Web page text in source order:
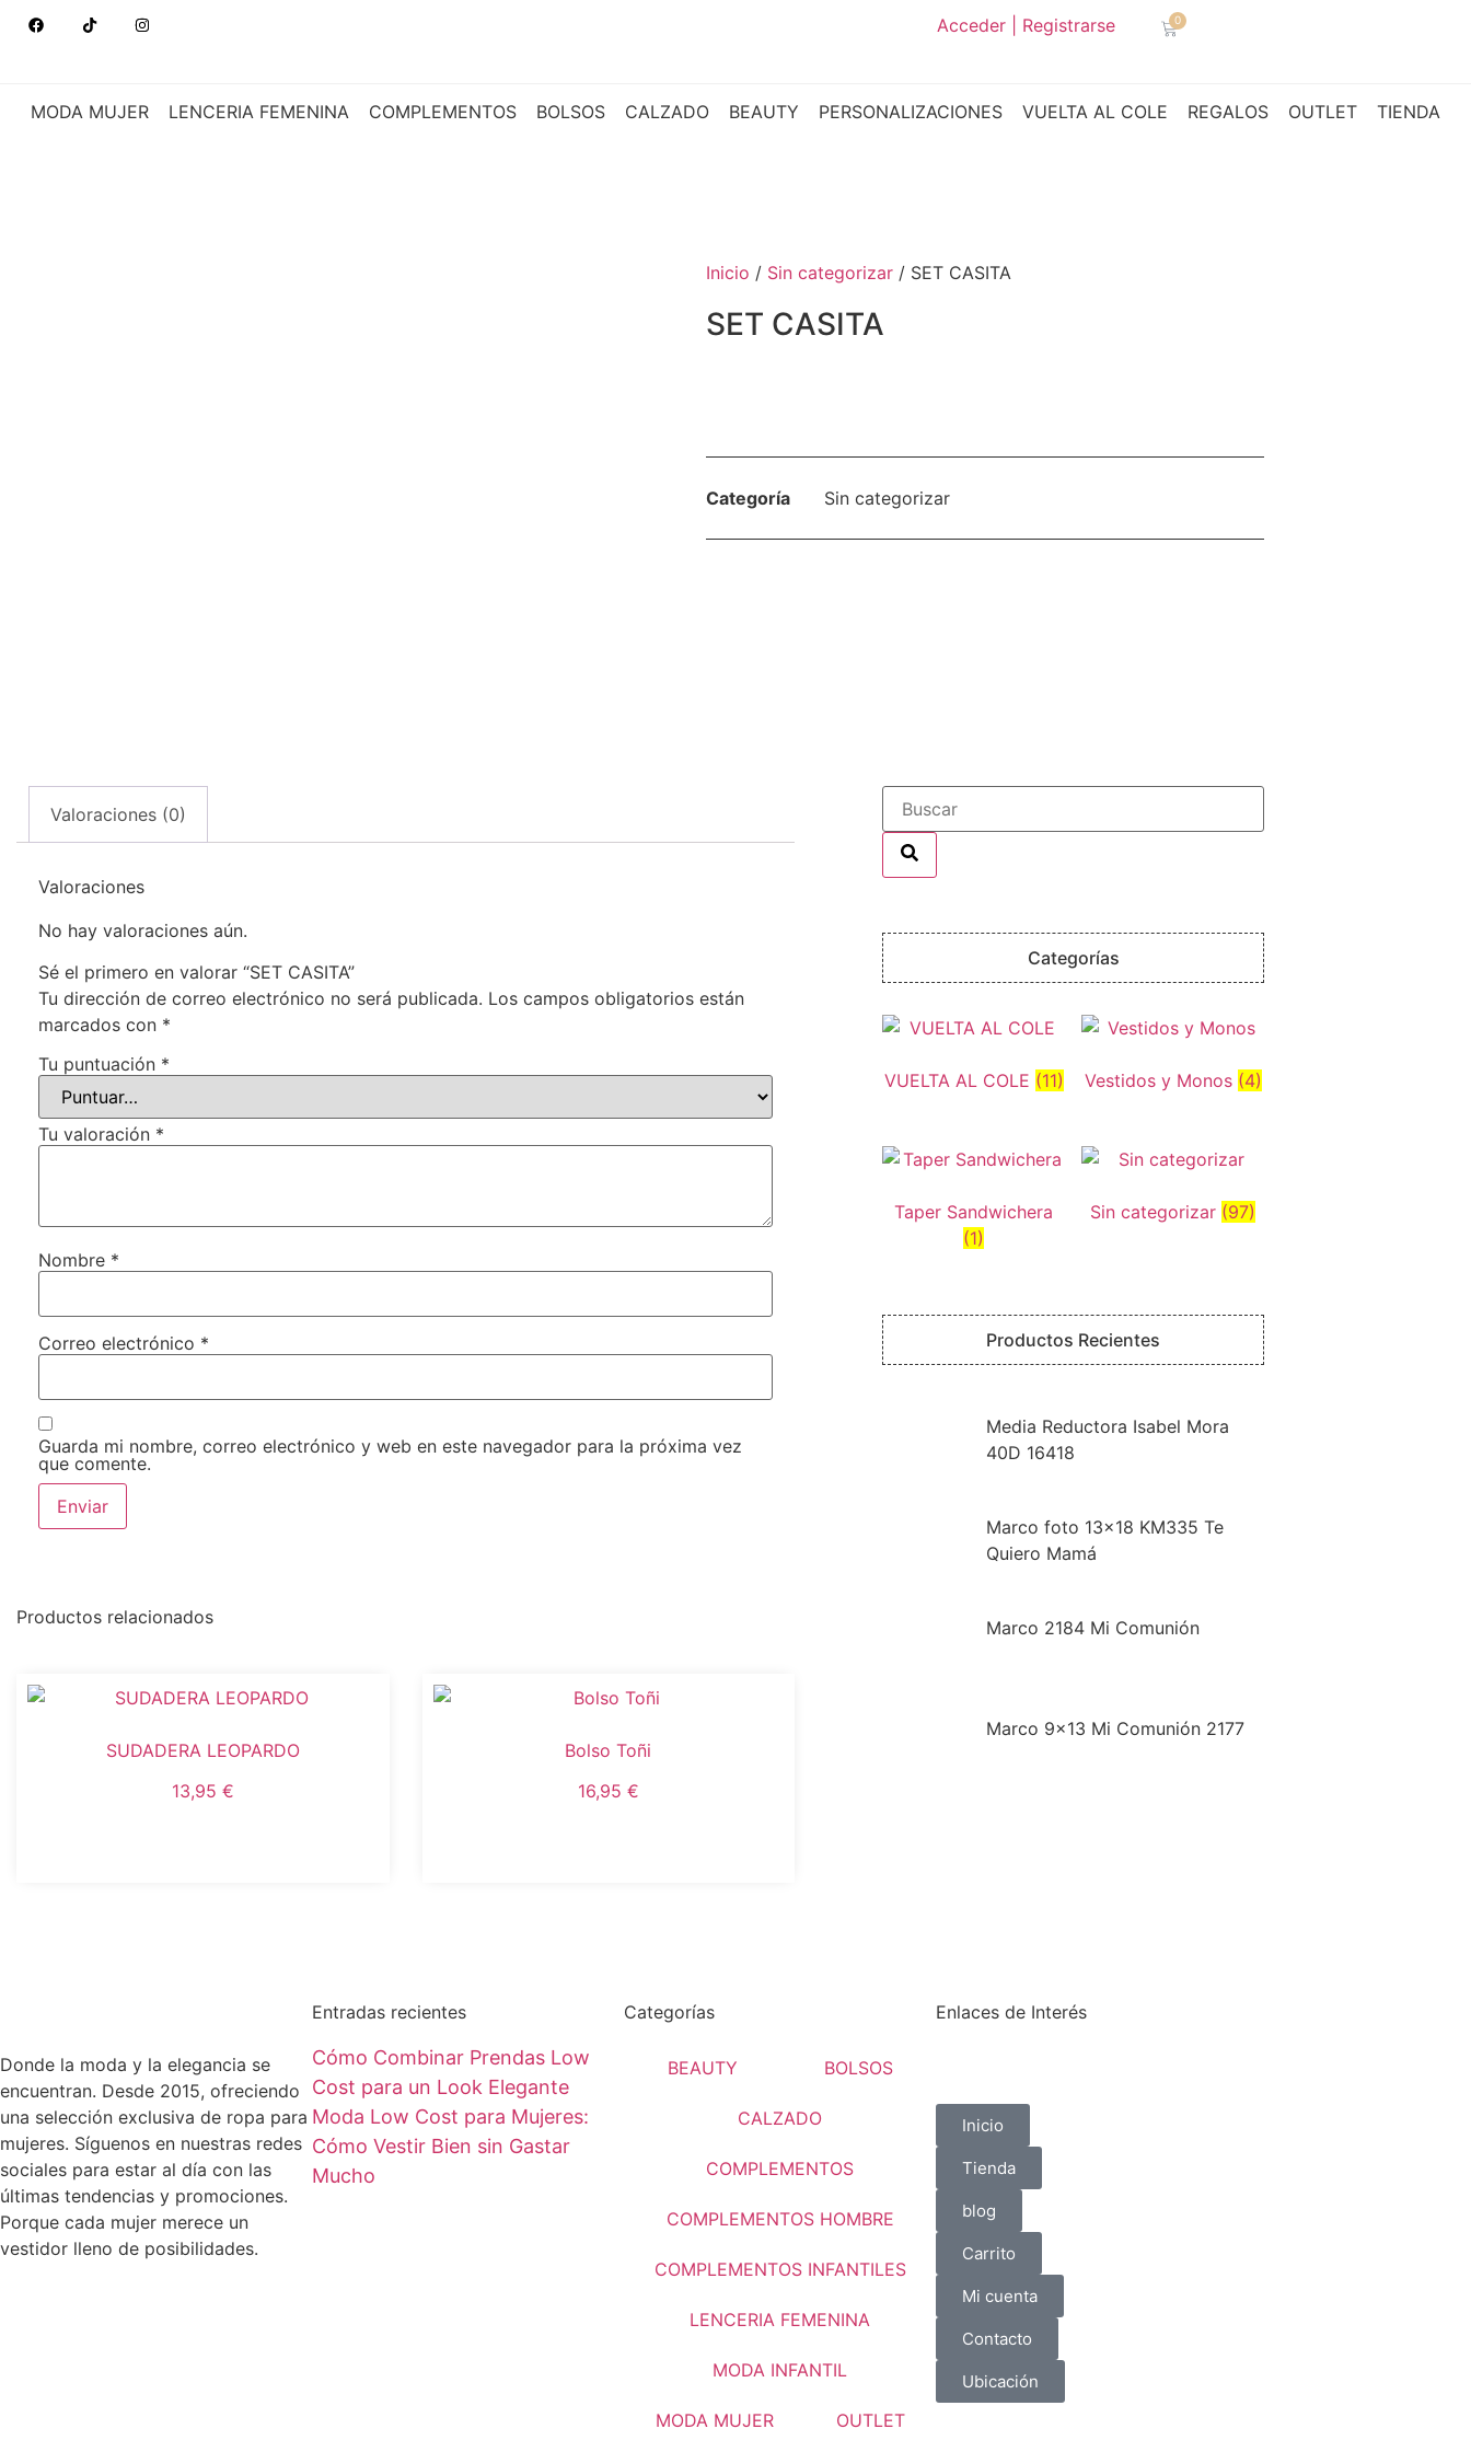
Acceder | Registrarse 0
MODA MUJER LENCERIA FEMENINA COMPLEMENTOS BOLSOS CALZADO BEAUTY PERSONALIZACIONES VUELTA AL COLE REGALOS OUTLET TIENDA
Inicio / Sin categorizar / SET CASITA
SET CASITA
Categoría Sin categorizar
Valoraciones (0)
Valoraciones
No hay valoraciones aún.
Sé el primero en valorar “SET CASITA”
Tu dirección de correo electrónico no será publicada. Los campos obligatorios están
marcados con *
Tu puntuación *
Tu valoración *
Nombre *
Correo electrónico *
Guarda mi nombre, correo electrónico y web en este navegador para la próxima vez
que comente.
Productos relacionados
SUDADERA LEOPARDO
13,95 €
Bolso Toñi
16,95 €
Categorías
VUELTA AL COLE (11) Vestidos y Monos (4)
Taper Sandwichera
(1)
Sin categorizar (97)
Productos Recientes
Media Reductora Isabel Mora
40D 16418
Marco foto 13×18 KM335 Te
Quiero Mamá
Marco 2184 Mi Comunión
Marco 9×13 Mi Comunión 2177
Donde la moda y la elegancia se
encuentran. Desde 2015, ofreciendo
una selección exclusiva de ropa para
mujeres. Síguenos en nuestras redes
sociales para estar al día con las
últimas tendencias y promociones.
Porque cada mujer merece un
vestidor lleno de posibilidades.
Entradas recientes
Cómo Combinar Prendas Low
Cost para un Look Elegante
Moda Low Cost para Mujeres:
Cómo Vestir Bien sin Gastar
Mucho
Categorías
BEAUTY BOLSOS
CALZADO
COMPLEMENTOS
COMPLEMENTOS HOMBRE
COMPLEMENTOS INFANTILES
LENCERIA FEMENINA
MODA INFANTIL
MODA MUJER OUTLET
Enlaces de Interés
Inicio
Tienda
blog
Carrito
Mi cuenta
Contacto
Ubicación